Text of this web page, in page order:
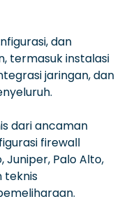
dan
termasuk instalasi
jaringan, dan
dari ancaman
firewall
Juniper, Palo Alto,
teknis